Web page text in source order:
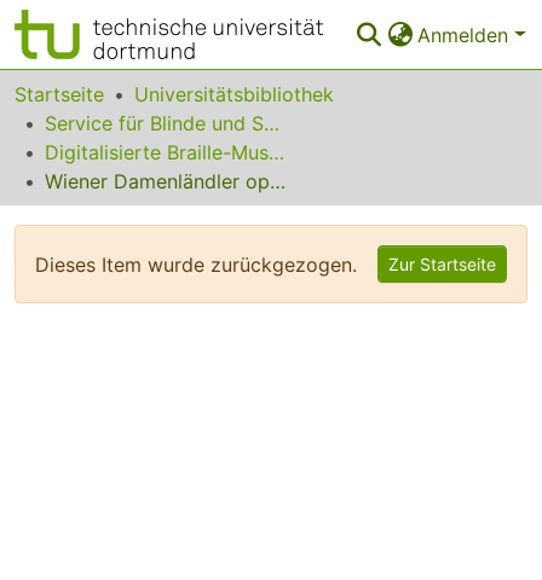
Anmelden
Bereiche & Sammlungen
Das gesamte Repositorium
Statistiken
Startseite
Universitätsbibliothek
Service für Blinde und Sehbehinderte
Digitalisierte Braille-Musik-Matrizen des VzfB
Wiener Damenländler op. 67
Dieses Item wurde zurückgezogen. Zur Startseite